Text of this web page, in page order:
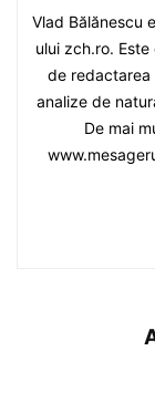
Vlad Bălănescu
ului zch.ro.
de redactarea
analize de
De mai